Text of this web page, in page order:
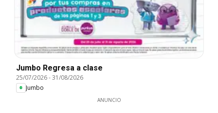
Jumbo Regresa a clase
25/07/2026-31/08/2026
Jumbo
ANUNCIO